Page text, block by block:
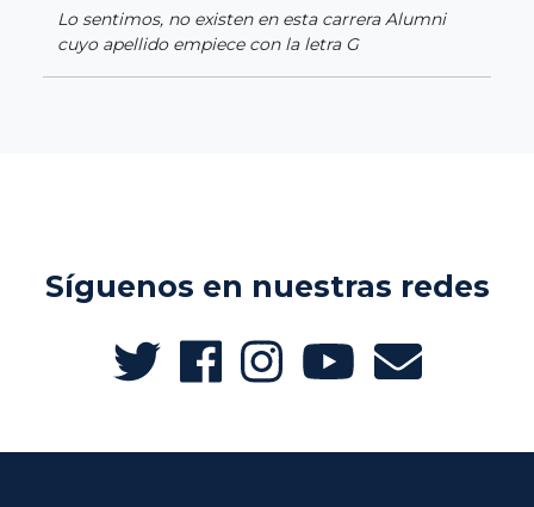
Lo sentimos, no existen en esta carrera Alumni
cuyo apellido empiece con la letra G
Síguenos en nuestras redes